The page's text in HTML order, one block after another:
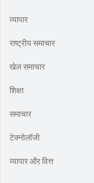
व्यापार
राष्ट्रीय समाचार
खेल समाचार
शिक्षा
समाचार
टेक्नोलॉजी
व्यापार और वित्त